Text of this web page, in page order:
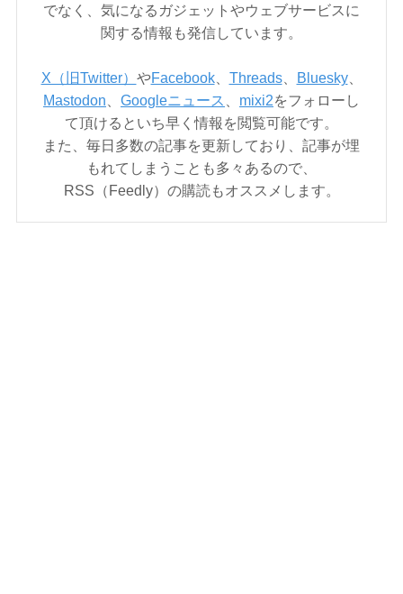
でなく、気になるガジェットやウェブサービスに
関する情報も発信しています。
X（旧Twitter） やFacebook、 Threads、 Bluesky、
Mastodon
Googleニュース mixi2をフォローし
て頂けるといち早く情報を閲覧可能です。
また、毎日多数の記事を更新しており、記事が埋
もれてしまうことも多々あるので、
RSS（Feedly）の購読もオススメします。